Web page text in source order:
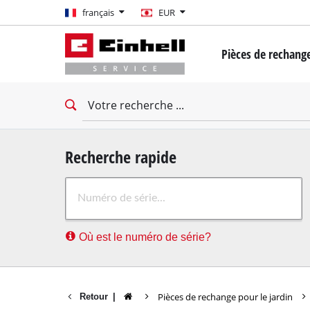
français
français EUR
EUR
GBP
CZK
Pièces de
Mini-tournevis
Tournevis
Marteau rotatif
Perceuse à
Machines de
Recherche rapide
Où est le numéro de série?
Retour Pièces de rechange pour le jardin